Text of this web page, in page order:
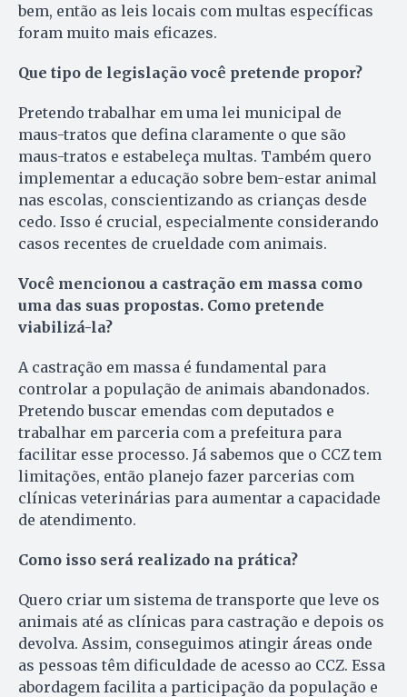
bem, então as leis locais com multas específicas
foram muito mais eficazes.
Que tipo de legislação você pretende propor?
Pretendo trabalhar em uma lei municipal de
maus-tratos que defina claramente o que são
maus-tratos e estabeleça multas. Também quero
implementar a educação sobre bem-estar animal
nas escolas, conscientizando as crianças desde
cedo. Isso é crucial, especialmente considerando
casos recentes de crueldade com animais.
Você mencionou a castração em massa como
uma das suas propostas. Como pretende
viabilizá-la?
A castração em massa é fundamental para
controlar a população de animais abandonados.
Pretendo buscar emendas com deputados e
trabalhar em parceria com a prefeitura para
facilitar esse processo. Já sabemos que o CCZ tem
limitações, então planejo fazer parcerias com
clínicas veterinárias para aumentar a capacidade
de atendimento.
Como isso será realizado na prática?
Quero criar um sistema de transporte que leve os
animais até as clínicas para castração e depois os
devolva. Assim, conseguimos atingir áreas onde
as pessoas têm dificuldade de acesso ao CCZ. Essa
abordagem facilita a participação da população e